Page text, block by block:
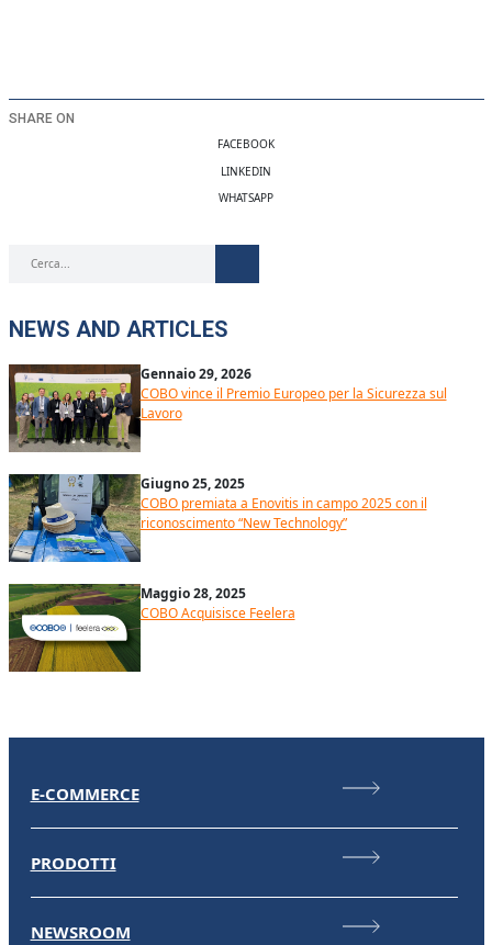
SHARE ON
FACEBOOK
LINKEDIN
WHATSAPP
NEWS AND ARTICLES
Gennaio 29, 2026
COBO vince il Premio Europeo per la Sicurezza sul
Lavoro
Giugno 25, 2025
COBO premiata a Enovitis in campo 2025 con il
riconoscimento “New Technology”
Maggio 28, 2025
COBO Acquisisce Feelera
E-COMMERCE
PRODOTTI
NEWSROOM